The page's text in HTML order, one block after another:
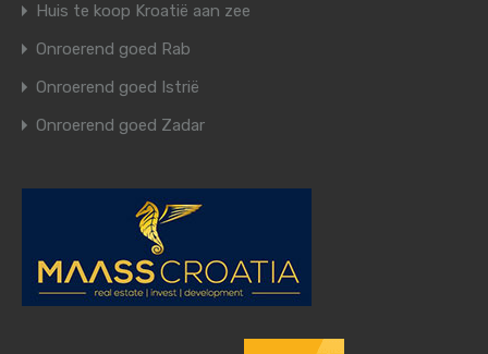
Huis te koop Kroatië aan zee
Onroerend goed Rab
Onroerend goed Istrië
Onroerend goed Zadar